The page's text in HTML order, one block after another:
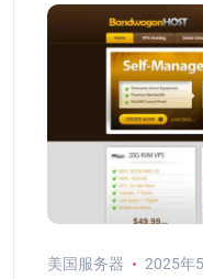
美国服务器 2025年